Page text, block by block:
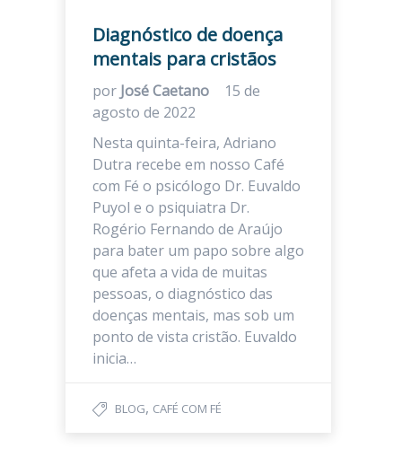
Diagnóstico de doença
mentais para cristãos
por José Caetano
15 de
agosto de 2022
Nesta quinta-feira, Adriano
Dutra recebe em nosso Café
com Fé o psicólogo Dr. Euvaldo
Puyol e o psiquiatra Dr.
Rogério Fernando de Araújo
para bater um papo sobre algo
que afeta a vida de muitas
pessoas, o diagnóstico das
doenças mentais, mas sob um
ponto de vista cristão. Euvaldo
inicia…
BLOG, CAFÉ COM FÉ